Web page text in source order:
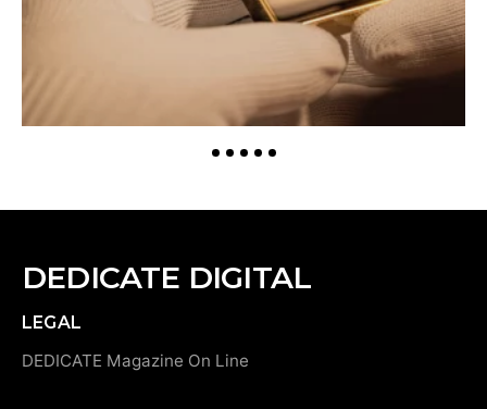
DEDICATE DIGITAL
LEGAL
DEDICATE Magazine On Line